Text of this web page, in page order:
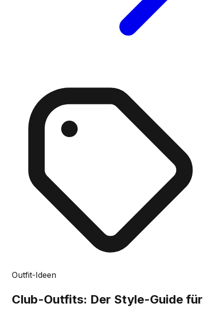
Outfit-Ideen
Club-Outfits: Der Style-Guide für